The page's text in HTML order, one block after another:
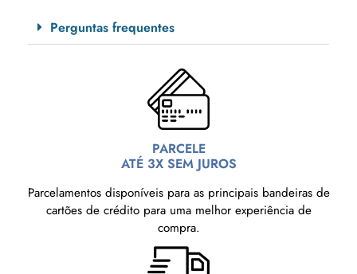
Perguntas frequentes
PARCELE
ATÉ 3X SEM JUROS
Parcelamentos disponíveis para as principais bandeiras de
cartões de crédito para uma melhor experiência de
compra.